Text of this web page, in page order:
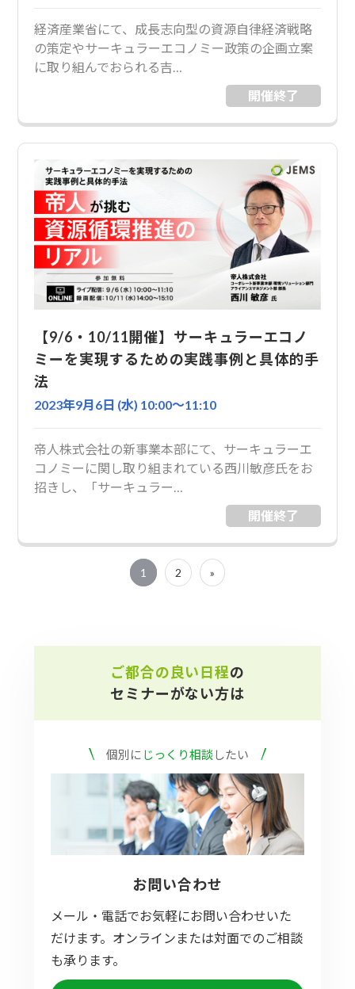
経済産業省にて、成長志向型の資源自律経済戦略
の策定やサーキュラーエコノミー政策の企画立案
に取り組んでおられる吉…
開催終了
【9/6・10/11開催】サーキュラーエコノ
ミーを実現するための実践事例と具体的手
法
2023年9月6日 (水) 10:00〜11:10
帝人株式会社の新事業本部にて、サーキュラーエ
コノミーに関し取り組まれている西川敏彦氏をお
招きし、「サーキュラー…
開催終了
1 2 »
ご都合の良い日程の
セミナーがない方は
個別に じっくり相談したい
お問い合わせ
メール・電話でお気軽にお問い合わせいた
だけます。オンラインまたは対面でのご相談
も承ります。